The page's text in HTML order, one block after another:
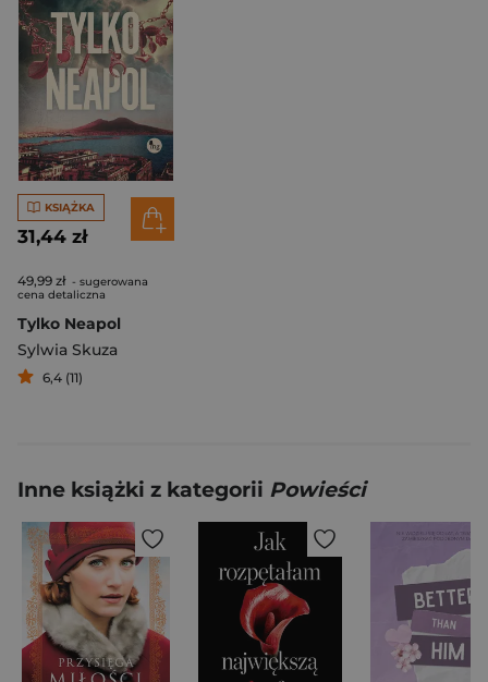
KSIĄŻKA
31,44 zł
49,99 zł - sugerowana
cena detaliczna
Tylko Neapol
Sylwia Skuza
6,4 (11)
Inne książki z kategorii Powieści